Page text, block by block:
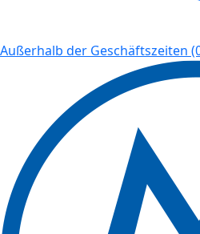
Außerhalb der Geschäftszeiten